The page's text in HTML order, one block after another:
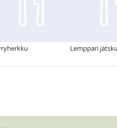
Lemppari